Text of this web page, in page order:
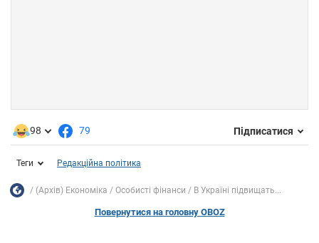
98 79 Підписатися
Теги Редакційна політика
(Архів) Економіка Особисті фінанси В Україні підвищать...
Повернутися на головну OBOZ